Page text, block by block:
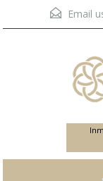
Email